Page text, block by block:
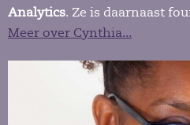
Analytics. Ze is daarnaast
Meer over Cynthia...